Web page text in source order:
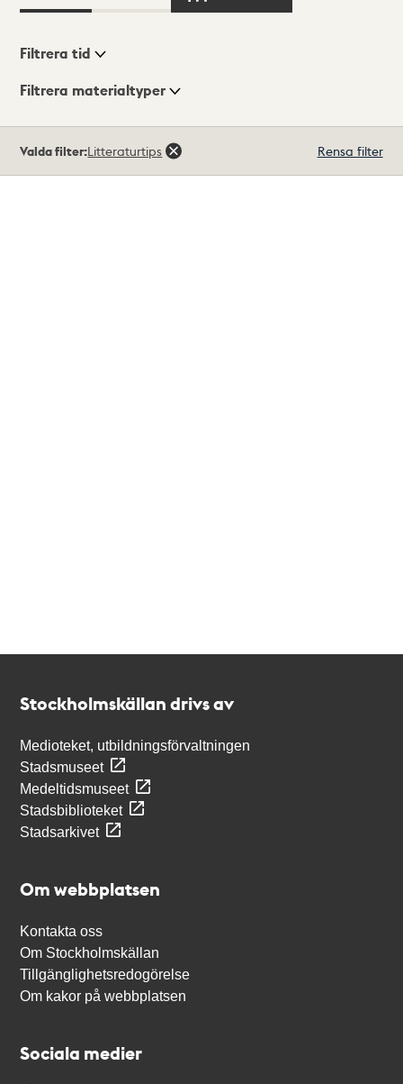
Visningsläge
Filtrera tid
Filtrera materialtyper
träffar
Valda filter:Litteraturtips Rensa filter
Stockholmskällan drivs av
Medioteket, utbildningsförvaltningen
Stadsmuseet
Medeltidsmuseet
Stadsbiblioteket
Stadsarkivet
Om webbplatsen
Kontakta oss
Om Stockholmskällan
Tillgänglighetsredogörelse
Om kakor på webbplatsen
Sociala medier